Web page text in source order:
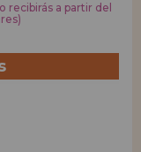
recibirás a partir del